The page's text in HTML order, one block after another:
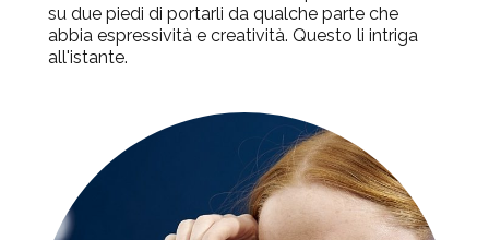
su due piedi di portarli da qualche parte che
abbia espressività e creatività. Questo li intriga
all'istante.